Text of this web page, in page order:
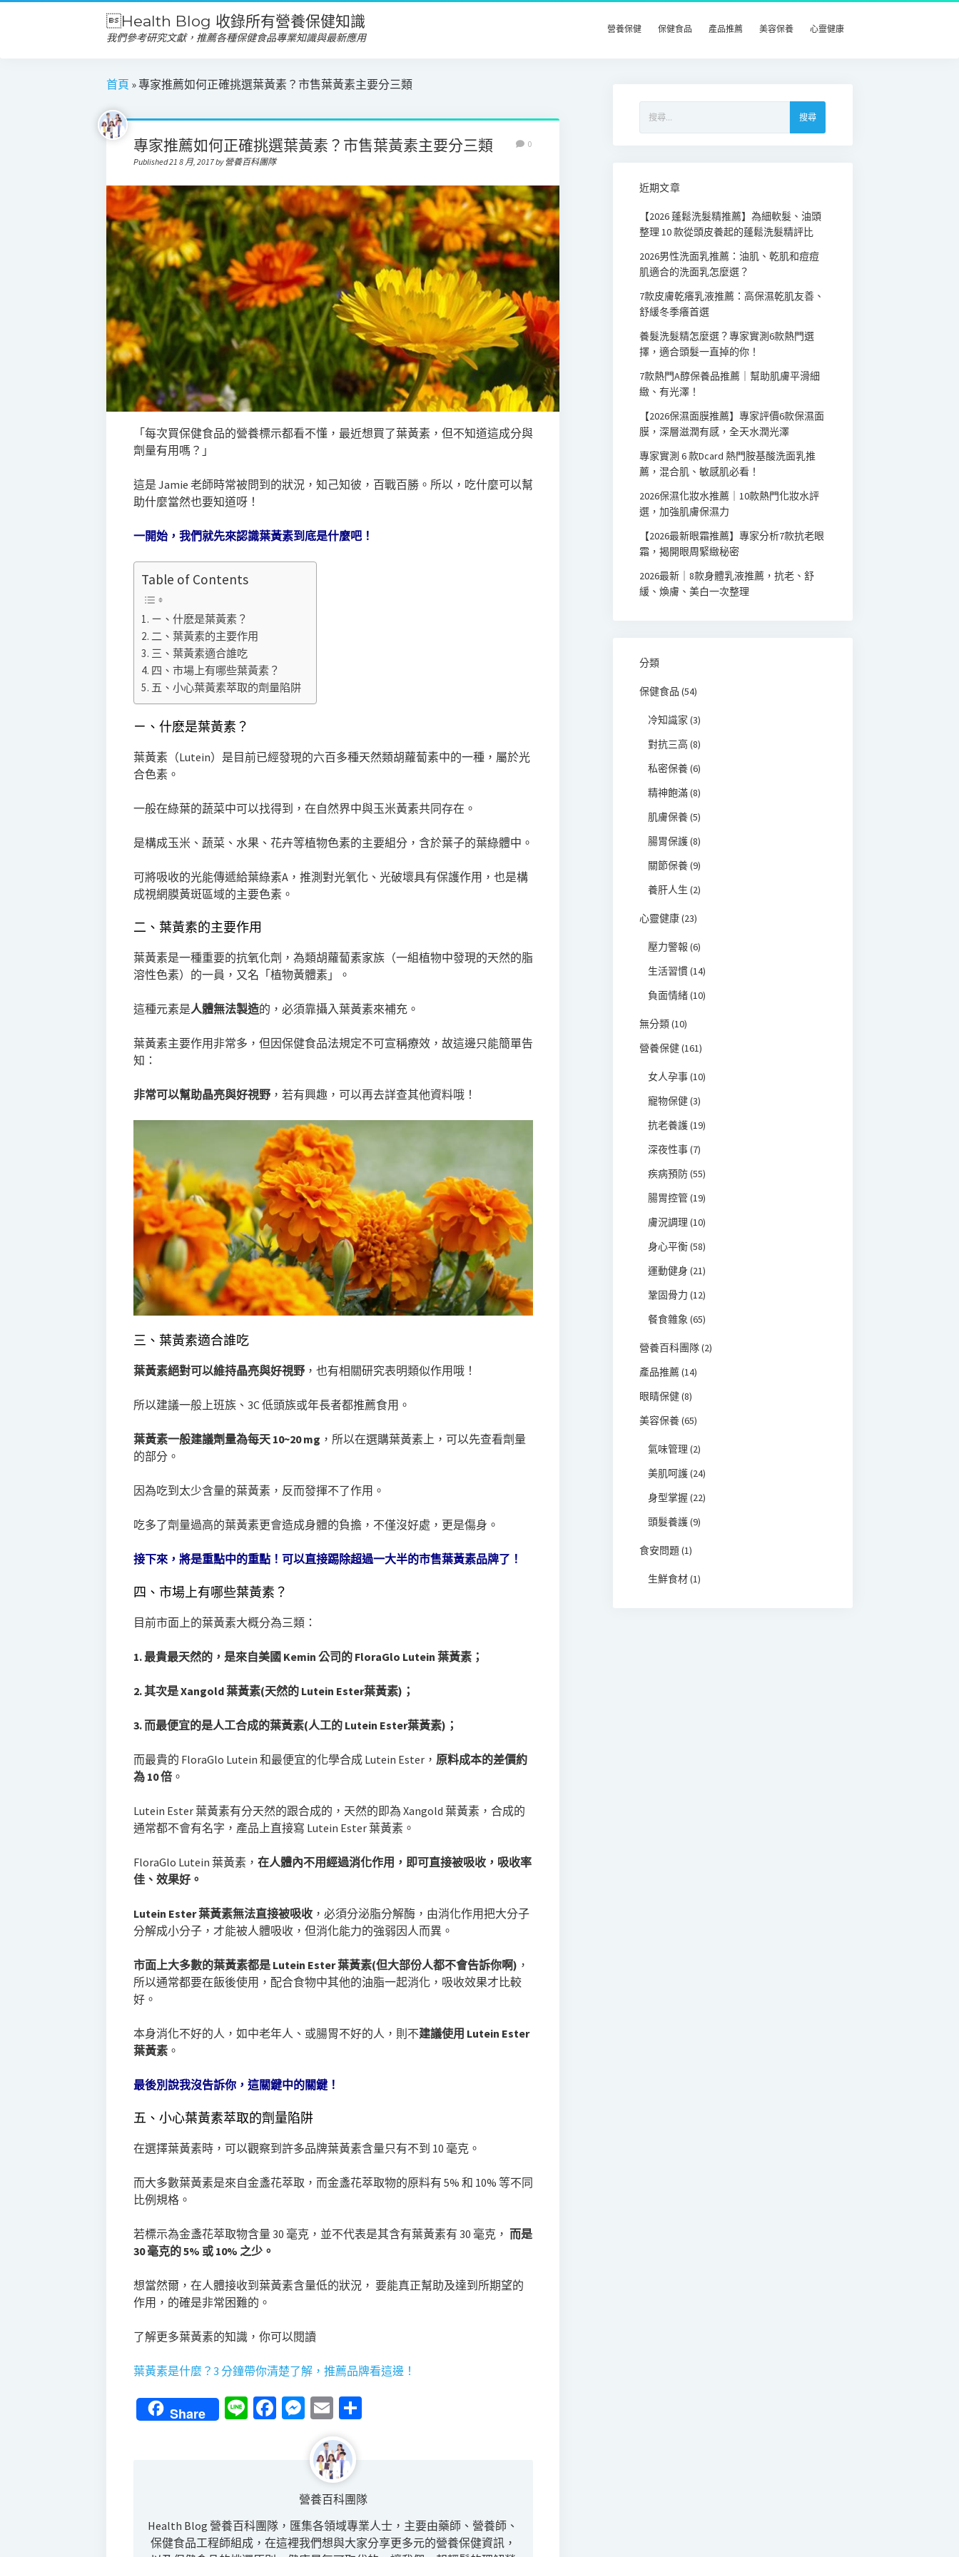
Health Blog 收錄所有營養保健知識
我們參考研究文獻，推薦各種保健食品專業知識與最新應用
營養保健 保健食品 產品推薦 美容保養 心靈健康
首頁 »專家推薦如何正確挑選葉黃素？市售葉黃素主要分三類
專家推薦如何正確挑選葉黃素？市售葉黃素主要分三類
Published 21 8 月, 2017 by 營養百科團隊
0
「每次買保健食品的營養標示都看不懂，最近想買了葉黃素，但不知道這成分與
劑量有用嗎？」
這是 Jamie 老師時常被問到的狀況，知己知彼，百戰百勝。所以，吃什麼可以幫
助什麼當然也要知道呀！
一開始，我們就先來認識葉黃素到底是什麼吧！
Table of Contents
ㄧ、什麽是葉黃素？
二、葉黃素的主要作用
三、葉黃素適合誰吃
四、市場上有哪些葉黃素？
五、小心葉黃素萃取的劑量陷阱
ㄧ、什麽是葉黃素？
葉黃素（Lutein）是目前已經發現的六百多種天然類胡蘿蔔素中的一種，屬於光
合色素。
一般在綠葉的蔬菜中可以找得到，在自然界中與玉米黃素共同存在。
是構成玉米、蔬菜、水果、花卉等植物色素的主要組分，含於葉子的葉綠體中。
可將吸收的光能傳遞給葉綠素A，推測對光氧化、光破壞具有保護作用，也是構
成視網膜黃斑區域的主要色素。
二、葉黃素的主要作用
葉黃素是一種重要的抗氧化劑，為類胡蘿蔔素家族（一組植物中發現的天然的脂
溶性色素）的一員，又名「植物黃體素」。
這種元素是人體無法製造的，必須靠攝入葉黃素來補充。
葉黃素主要作用非常多，但因保健食品法規定不可宣稱療效，故這邊只能簡單告
知：
非常可以幫助晶亮與好視野，若有興趣，可以再去詳查其他資料哦！
三、葉黃素適合誰吃
葉黃素絕對可以維持晶亮與好視野，也有相關研究表明類似作用哦！
所以建議一般上班族、3C 低頭族或年長者都推薦食用。
葉黃素一般建議劑量為每天 10~20 mg ，所以在選購葉黃素上，可以先查看劑量
的部分。
因為吃到太少含量的葉黃素，反而發揮不了作用。
吃多了劑量過高的葉黃素更會造成身體的負擔，不僅沒好處，更是傷身。
接下來，將是重點中的重點！可以直接踢除超過一大半的市售葉黃素品牌了！
四、市場上有哪些葉黃素？
目前市面上的葉黃素大概分為三類：
1. 最貴最天然的，是來自美國 Kemin 公司的 FloraGlo Lutein 葉黃素；
2. 其次是 Xangold 葉黃素(天然的 Lutein Ester葉黃素)；
3. 而最便宜的是人工合成的葉黃素(人工的 Lutein Ester葉黃素)；
而最貴的 FloraGlo Lutein 和最便宜的化學合成 Lutein Ester， 原料成本的差價約
為 10 倍。
Lutein Ester 葉黃素有分天然的跟合成的，天然的即為 Xangold 葉黃素，合成的
通常都不會有名字，產品上直接寫 Lutein Ester 葉黃素。
FloraGlo Lutein 葉黃素， 在人體內不用經過消化作用，即可直接被吸收，吸收率
佳、效果好。
Lutein Ester 葉黃素無法直接被吸收，必須分泌脂分解酶，由消化作用把大分子
分解成小分子，才能被人體吸收，但消化能力的強弱因人而異。
市面上大多數的葉黃素都是 Lutein Ester 葉黃素(但大部份人都不會告訴你啊) ，
所以通常都要在飯後使用，配合食物中其他的油脂一起消化，吸收效果才比較
好。
本身消化不好的人，如中老年人、或腸胃不好的人，則不建議使用 Lutein Ester
葉黃素。
最後別說我沒告訴你，這關鍵中的關鍵！
五、小心葉黃素萃取的劑量陷阱
在選擇葉黃素時，可以觀察到許多品牌葉黃素含量只有不到 10 毫克。
而大多數葉黃素是來自金盞花萃取，而金盞花萃取物的原料有 5% 和 10% 等不同
比例規格。
若標示為金盞花萃取物含量 30 毫克，並不代表是其含有葉黃素有 30 毫克， 而是
30 毫克的 5% 或 10% 之少。
想當然爾，在人體接收到葉黃素含量低的狀況， 要能真正幫助及達到所期望的
作用，的確是非常困難的。
了解更多葉黃素的知識，你可以閱讀
葉黃素是什麼？3 分鐘帶你清楚了解，推薦品牌看這邊！
Share LineFacebook
Messenger
Email
分
營養百科團隊
Health Blog 營養百科團隊，匯集各領域專業人士，主要由藥師、營養師、
保健食品工程師組成，在這裡我們想與大家分享更多元的營養保健資訊，
近期文章
【2026 蓬鬆洗髮精推薦】為細軟髮、油頭
整理 10 款從頭皮養起的蓬鬆洗髮精評比
2026男性洗面乳推薦：油肌、乾肌和痘痘
肌適合的洗面乳怎麼選？
7款皮膚乾癢乳液推薦：高保濕乾肌友善、
舒緩冬季癢首選
養髮洗髮精怎麼選？專家實測6款熱門選
擇，適合頭髮一直掉的你！
7款熱門A醇保養品推薦｜幫助肌膚平滑細
緻、有光澤！
【2026保濕面膜推薦】專家評價6款保濕面
膜，深層滋潤有感，全天水潤光澤
專家實測 6 款Dcard 熱門胺基酸洗面乳推
薦，混合肌、敏感肌必看！
2026保濕化妝水推薦｜10款熱門化妝水評
選，加強肌膚保濕力
【2026最新眼霜推薦】專家分析7款抗老眼
霜，揭開眼周緊緻秘密
2026最新｜8款身體乳液推薦，抗老、舒
緩、煥膚、美白一次整理
分類
保健食品 (54)
冷知識家 (3)
對抗三高(8)
私密保養(6)
精神飽滿(8)
肌膚保養(5)
腸胃保護(8)
關節保養(9)
養肝人生 (2)
心靈健康(23)
壓力警報 (6)
生活習慣(14)
負面情緒(10)
無分類(10)
營養保健(161)
女人孕事(10)
寵物保健(3)
抗老養護(19)
深夜性事(7)
疾病預防(55)
腸胃控管(19)
膚況調理 (10)
身心平衡(58)
運動健身 (21)
鞏固骨力 (12)
餐食雜象 (65)
營養百科團隊(2)
產品推薦(14)
眼睛保健(8)
美容保養(65)
氣味管理 (2)
美肌呵護(24)
身型掌握 (22)
頭髮養護(9)
食安問題(1)
生鮮食材(1)